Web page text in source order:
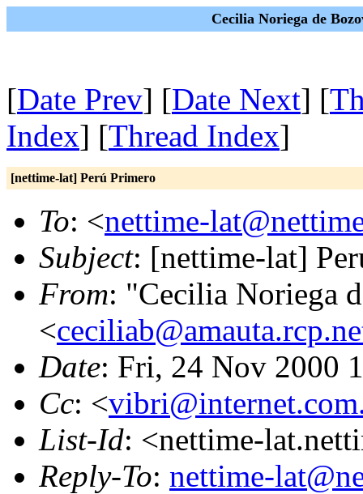
Cecilia Noriega de
[Date Prev] [Date Next] [
Index] [Thread Index]
[nettime-lat] Perú Primero
To: <nettime-
Subject: [nettime-lat]
From: "Cecilia Noriega
<
Date: Fri, 24 Nov 2000
Cc: <
List-Id: <nettime-
Reply-To: nettime-